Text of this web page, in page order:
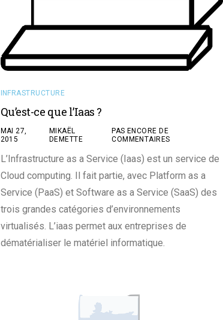
INFRASTRUCTURE
Qu’est-ce que l’Iaas ?
MAI 27,
2015
MIKAËL
DEMETTE
PAS ENCORE DE
COMMENTAIRES
L’Infrastructure as a Service (Iaas) est un service de
Cloud computing. Il fait partie, avec Platform as a
Service (PaaS) et Software as a Service (SaaS) des
trois grandes catégories d’environnements
virtualisés. L’iaas permet aux entreprises de
dématérialiser le matériel informatique.